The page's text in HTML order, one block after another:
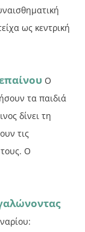
ως κεντρική
Ο
τα παιδιά
δίνει τη
τις
Ο